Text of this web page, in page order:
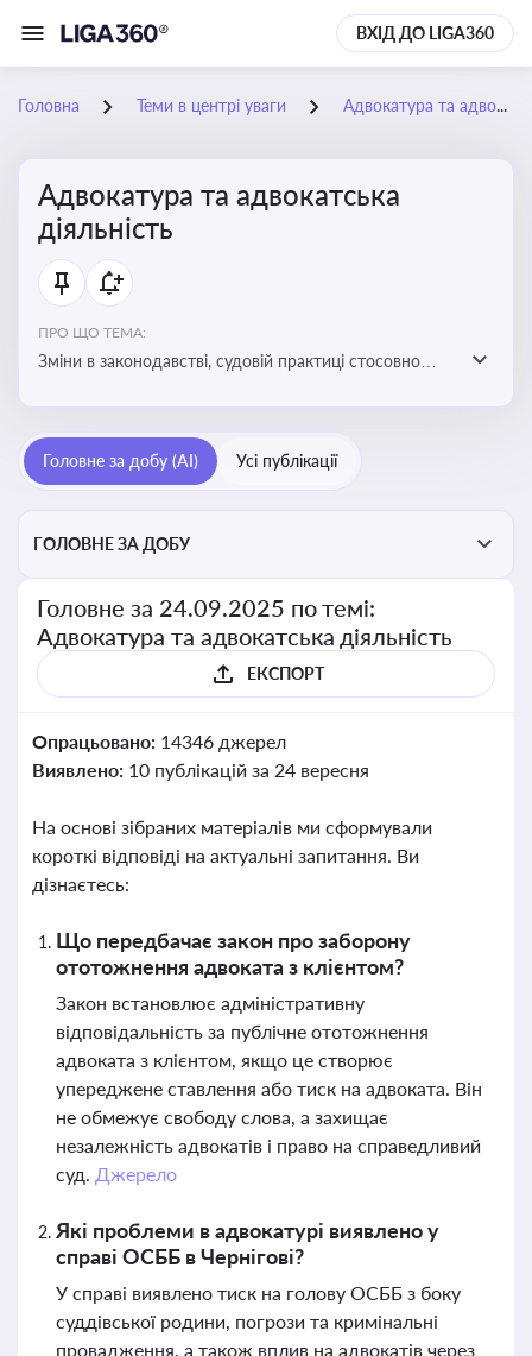
ВХІД ДО LIGA360
Головна Теми в центрі уваги Адвокатура та адвокатська діяльність
Адвокатура та адвокатська
діяльність
ПРО ЩО ТЕМА:
Зміни в законодавстві, судовій практиці стосовно
Головне за добу (AI) Усі публікації
ГОЛОВНЕ ЗА ДОБУ
Головне за 24.09.2025 по темі:
Адвокатура та адвокатська діяльність
ЕКСПОРТ
Опрацьовано: 14346 джерел
Виявлено: 10 публікацій за 24 вересня
На основі зібраних матеріалів ми сформували
короткі відповіді на актуальні запитання. Ви
дізнаєтесь:
Що передбачає закон про заборону
ототожнення адвоката з клієнтом?
Закон встановлює адміністративну
відповідальність за публічне ототожнення
адвоката з клієнтом, якщо це створює
упереджене ставлення або тиск на адвоката. Він
не обмежує свободу слова, а захищає
незалежність адвокатів і право на справедливий
суд. Джерело
Які проблеми в адвокатурі виявлено у
справі ОСББ в Чернігові?
У справі виявлено тиск на голову ОСББ з боку
суддівської родини, погрози та кримінальні
провадження, а також вплив на адвокатів через